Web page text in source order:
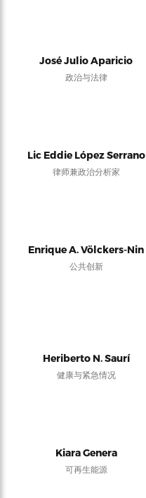
José Julio Aparicio
政治与法律
Lic Eddie López Serrano
律师兼政治分析家
Enrique A. Völckers-Nin
公共创新
Heriberto N. Saurí
健康与紧急情况
Kiara Genera
可再生能源